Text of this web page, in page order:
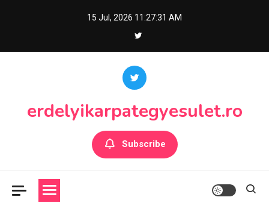
15 Jul, 2026 11:27:32 AM
erdelyikarpategyesulet.ro
Subscribe